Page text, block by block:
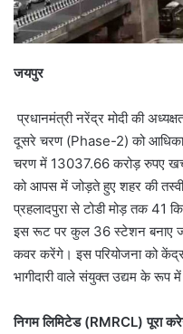
जयपुर
प्रधानमंत्री नरेंद्र मोदी की
दूसरे चरण (Phase-2) को
चरण में 13037.66 करोड़ रुपए खर्च
को आपस में जोड़ते हुए शहर की
प्रहलादपुरा से टोडी मोड़ तक 41
इस रूट पर कुल 36 स्टेशन बनाए
कवर करेंगे। इस परियोजना को
भागीदारी वाले संयुक्त उद्यम के रूप
निगम लिमिटेड (RMRCL) पूरा